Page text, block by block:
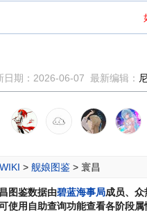
如果打开页面
日期： 2026-06-07 最新编辑：
> 舰娘图鉴 > 寰昌
图鉴数据由碧蓝海事局成员、
使用自助查询功能查看各阶段